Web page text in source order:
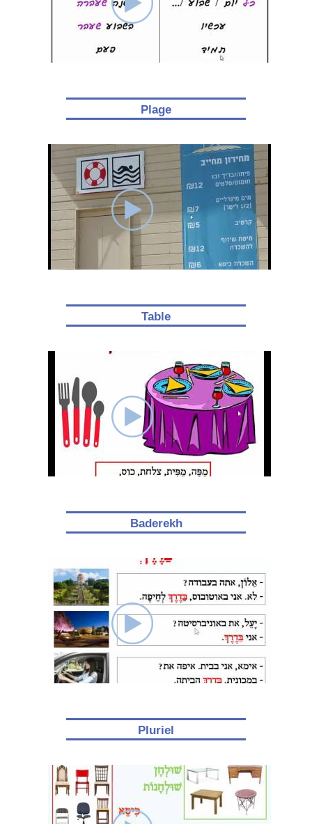
Plage
Table
Baderekh
Pluriel